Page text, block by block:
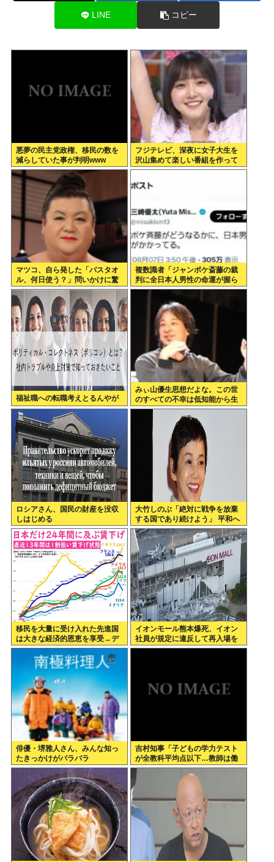
LINE コピー
悪夢の民主党政権、移民の数を
減らしていた事が判明www
フジテレビ、深夜に女子大生を
沢山集めて楽しい番組を作って
いたwww
マツコ、自ら発した「バスタオ
ル、何日使う？」問いかけに驚
がくの答え 「今日は全部、本当
のこと言うわ」
複数識者「ジャンポケ斎藤の裁
判に全日本人男性の命運が握ら
れている。これでだめなら日本
男全員懲役7年だ」
福祉職への転職考えとるんやが
みぃ山優生思想だよな。この世
のすべての不幸は低知能から生
まれるっていう
ロシアさん、国民の財産を没収
しはじめる
大竹しのぶ「絶対に戦争を放棄
する国であり続けよう」 平和へ
の思いをつづる 広島に原爆が投
下されてから81年
移民を大量に受け入れた先進国
は大きな経済的恩恵を享受→デ
ータでもはっきり日本一人負け
示される
イオンモール熊本爆死、イオン
社員が規定に違反して再入場を
許可していた
俳優・堺雅人さん、みんな知っ
たきっかけがバラバラ
吉村知事「子どもの学力テスト
が全教科平均点以下…教師は働
き方改革とか言ってないでどう
にかしろ」